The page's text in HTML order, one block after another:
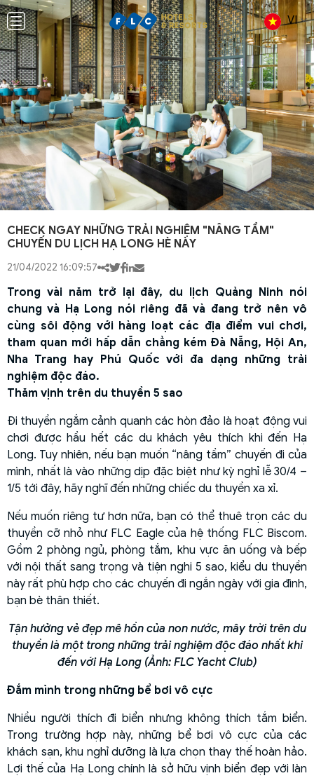
VI
CHECK NGAY NHỮNG TRẢI NGHIỆM "NÂNG TẦM"
CHUYẾN DU LỊCH HẠ LONG HÈ NÀY
21/04/2022 16:09:57
Trong vài năm trở lại đây, du lịch Quảng Ninh nói
chung và Hạ Long nói riêng đã và đang trở nên vô
cùng sôi động với hàng loạt các địa điểm vui chơi,
tham quan mới hấp dẫn chẳng kém Đà Nẵng, Hội An,
Nha Trang hay Phú Quốc với đa dạng những trải
nghiệm độc đáo.
Thăm vịnh trên du thuyền 5 sao
Đi thuyền ngắm cảnh quanh các hòn đảo là hoạt động vui
chơi được hầu hết các du khách yêu thích khi đến Hạ
Long. Tuy nhiên, nếu bạn muốn “nâng tầm” chuyến đi của
mình, nhất là vào những dịp đặc biệt như kỳ nghỉ lễ 30/4 –
1/5 tới đây, hãy nghĩ đến những chiếc du thuyền xa xỉ.
Nếu muốn riêng tư hơn nữa, bạn có thể thuê trọn các du
thuyền cỡ nhỏ như FLC Eagle của hệ thống FLC Biscom.
Gồm 2 phòng ngủ, phòng tắm, khu vực ăn uống và bếp
với nội thất sang trọng và tiện nghi 5 sao, kiểu du thuyền
này rất phù hợp cho các chuyến đi ngắn ngày với gia đình,
bạn bè thân thiết.
Tận hưởng vẻ đẹp mê hồn của non nước, mây trời trên du
thuyền là một trong những trải nghiệm độc đáo nhất khi
đến với Hạ Long (Ảnh: FLC Yacht Club)
Đắm mình trong những bể bơi vô cực
Nhiều người thích đi biển nhưng không thích tắm biển.
Trong trường hợp này, những bể bơi vô cực của các
khách sạn, khu nghỉ dưỡng là lựa chọn thay thế hoàn hảo.
Lợi thế của Hạ Long chính là sở hữu vịnh biển đẹp với làn